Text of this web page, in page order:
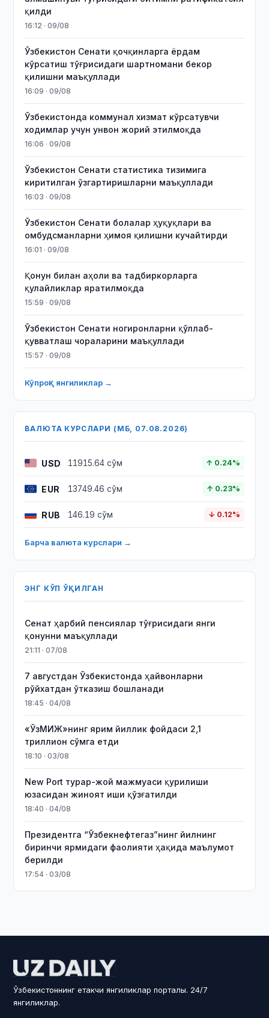
қилди
16:12 · 09/08
Ўзбекистон Сенати қочқинларга ёрдам
кўрсатиш тўғрисидаги шартномани бекор
қилишни маъқуллади
16:09 · 09/08
Ўзбекистонда коммунал хизмат кўрсатувчи
ходимлар учун унвон жорий этилмоқда
16:06 · 09/08
Ўзбекистон Сенати статистика тизимига
киритилган ўзгартиришларни маъқуллади
16:03 · 09/08
Ўзбекистон Сенати болалар ҳуқуқлари ва
омбудсманларни ҳимоя қилишни кучайтирди
16:01 · 09/08
Қонун билан аҳоли ва тадбиркорларга
қулайликлар яратилмоқда
15:59 · 09/08
Ўзбекистон Сенати ногиронларни қўллаб-
қувватлаш чораларини маъқуллади
15:57 · 09/08
Кўпроқ янгиликлар →
ВАЛЮТА КУРСЛАРИ (МБ, 07.08.2026)
USD 11915.64 сўм ↑ 0.24%
EUR 13749.46 сўм ↑ 0.23%
RUB 146.19 сўм ↓ 0.12%
Барча валюта курслари →
ЭНГ КЎП ЎҚИЛГАН
Сенат ҳарбий пенсиялар тўғрисидаги янги
қонунни маъқуллади
21:11 · 07/08
7 августдан Ўзбекистонда ҳайвонларни
рўйхатдан ўтказиш бошланади
18:45 · 04/08
«ЎзМИЖ»нинг ярим йиллик фойдаси 2,1
триллион сўмга етди
18:10 · 03/08
New Port турар-жой мажмуаси қурилиши
юзасидан жиноят иши қўзғатилди
18:40 · 04/08
Президентга “Ўзбекнефтегаз”нинг йилнинг
биринчи ярмидаги фаолияти ҳақида маълумот
берилди
17:54 · 03/08
Ўзбекистоннинг етакчи янгиликлар порталы. 24/7
янгиликлар.